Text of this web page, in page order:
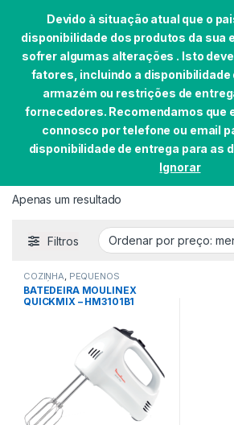
Devido à situação atual que o
disponibilidade dos produtos da sua
sofrer algumas alterações . Isto
fatores, incluindo a disponibilidade
armazém ou restrições de
fornecedores. Recomendamos que
connosco por telefone ou email
disponibilidade de entrega para as
Ignorar
Skip to navigation
Skip to content
EAN do produto
Apenas um resultado
Filtros
COZINHA PEQUENOS
DOMÉSTICOS
BATEDEIRA MOULINEX
QUICKMIX – HM3101B1